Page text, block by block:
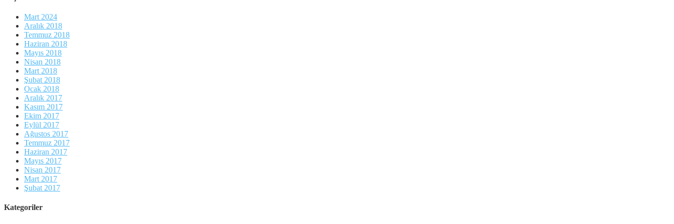
Mart 2024
Aralık 2018
Temmuz 2018
Haziran 2018
Mayıs 2018
Nisan 2018
Mart 2018
Şubat 2018
Ocak 2018
Aralık 2017
Kasım 2017
Ekim 2017
Eylül 2017
Ağustos 2017
Temmuz 2017
Haziran 2017
Mayıs 2017
Nisan 2017
Mart 2017
Şubat 2017
Kategoriler